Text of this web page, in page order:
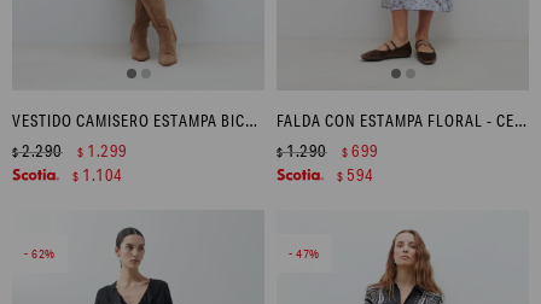
VESTIDO CAMISERO ESTAMPA BICOLOR - PISTACHO
$2.290 $ 1.299
$ 1.104
FALDA CON ESTAMPA FLORAL - CELESTE
$1.290 $ 699
$ 594
62 47